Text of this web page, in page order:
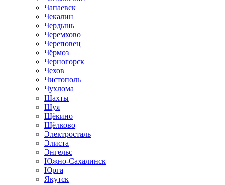
Чапаевск
Чекалин
Чердынь
Черемхово
Череповец
Чёрмоз
Черногорск
Чехов
Чистополь
Чухлома
Шахты
Шуя
Щёкино
Щёлково
Электросталь
Элиста
Энгельс
Южно-Сахалинск
Юрга
Якутск